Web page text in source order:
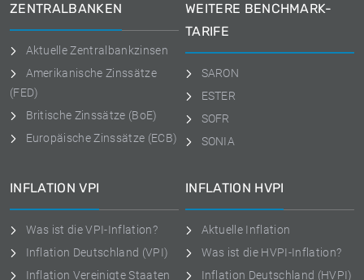
ZENTRALBANKEN
Aktuelle Zentralbankzinsen
Amerikanische Zinssätze
(FED)
Britische Zinssätze (BoE)
Europäische Zinssätze (ECB)
WEITERE BENCHMARK-
TARIFE
SARON
ESTER
SOFR
SONIA
INFLATION VPI
Was ist die VPI-Inflation?
Inflation Deutschland (VPI)
Inflation Vereinigte Staaten
INFLATION HVPI
Aktuelle Inflation
Was ist die HVPI-Inflation?
Inflation Deutschland (HVPI)